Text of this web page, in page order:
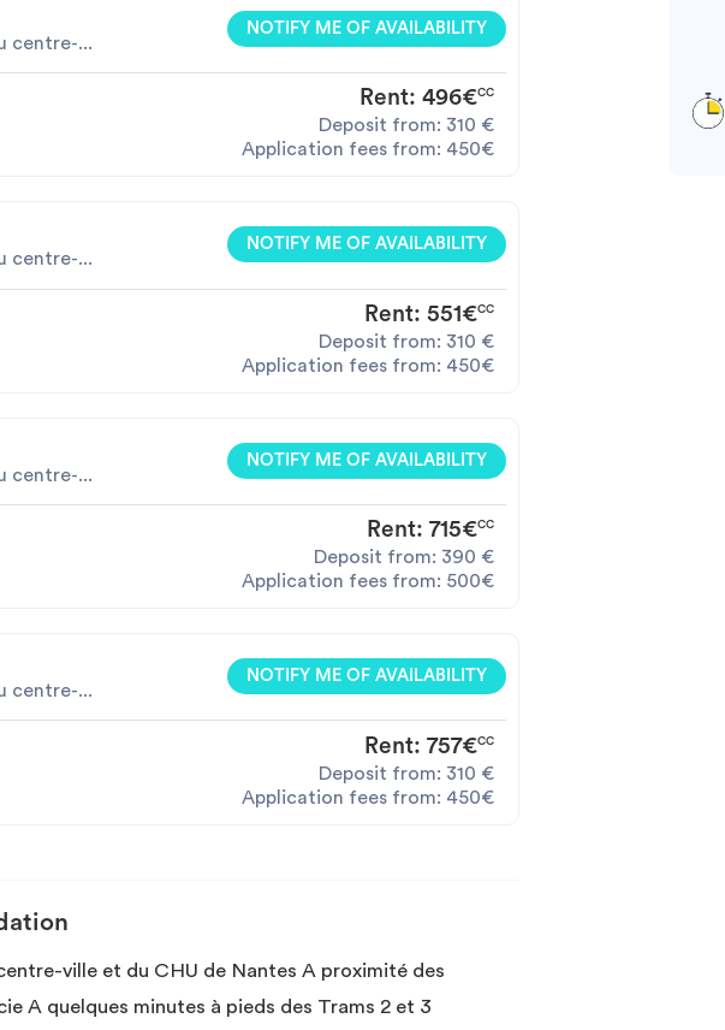
centre-...
NOTIFY ME OF AVAILABILITY
Rent: 496€CC
Deposit from: 310 €
Application fees from: 450€
centre-...
NOTIFY ME OF AVAILABILITY
Rent: 551€CC
Deposit from: 310 €
Application fees from: 450€
centre-...
NOTIFY ME OF AVAILABILITY
Rent: 715€CC
Deposit from: 390 €
Application fees from: 500€
centre-...
NOTIFY ME OF AVAILABILITY
Rent: 757€CC
Deposit from: 310 €
Application fees from: 450€
ville et du CHU de Nantes A proximité des
A quelques minutes à pieds des Trams 2 et 3